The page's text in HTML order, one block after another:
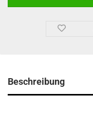
Beschreibung